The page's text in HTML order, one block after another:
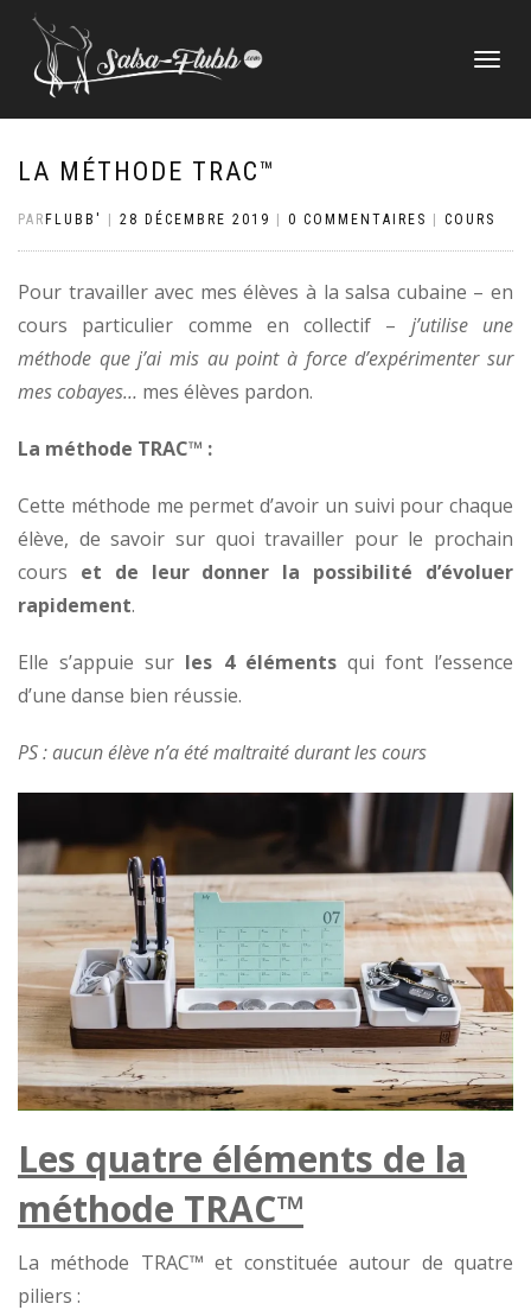
DÉPLIER
LA MÉTHODE TRAC™
PAR FLUBB' 28 DÉCEMBRE 2019 0 COMMENTAIRES COURS
Pour travailler avec mes élèves à la salsa cubaine – en
cours particulier comme en collectif – j’utilise une
méthode que j’ai mis au point à force d’expérimenter sur
mes cobayes… mes élèves pardon.
La méthode TRAC™ :
Cette méthode me permet d’avoir un suivi pour chaque
élève, de savoir sur quoi travailler pour le prochain
cours et de leur donner la possibilité d’évoluer
rapidement.
Elle s’appuie sur les 4 élémentsqui font l’essence
d’une danse bien réussie.
PS : aucun élève n’a été maltraité durant les cours
Les quatre éléments de la
méthode TRAC™
La méthode TRAC™ et constituée autour de quatre
piliers :